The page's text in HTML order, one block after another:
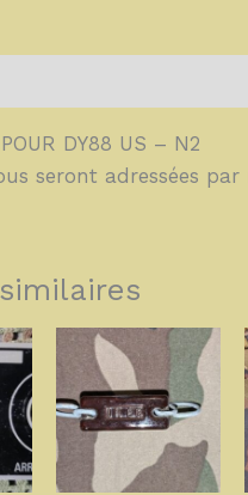
DY88 US – N2
seront adressées